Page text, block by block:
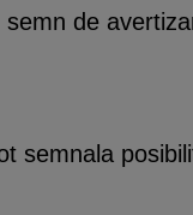
de
semnala